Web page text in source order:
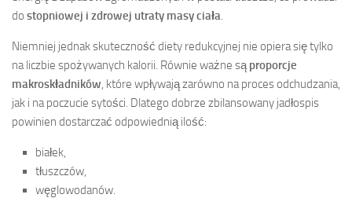
do stopniowej i zdrowej utraty masy ciała.
Niemniej jednak skuteczność diety redukcyjnej nie opiera się tylko
na liczbie spożywanych kalorii. Równie ważne sąproporcje
makroskładników, które wpływają zarówno na proces odchudzania,
jak i na poczucie sytości. Dlatego dobrze zbilansowany jadłospis
powinien dostarczać odpowiednią ilość:
białek,
tłuszczów,
węglowodanów.